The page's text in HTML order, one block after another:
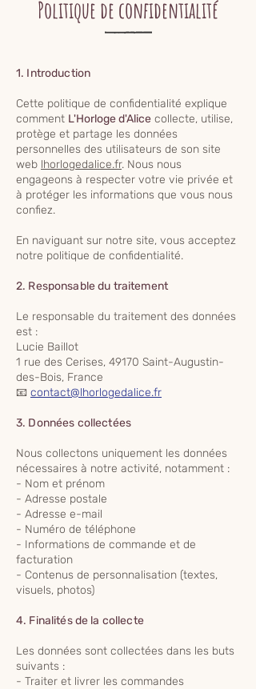
Politique de confidentialité
1. Introduction
Cette politique de confidentialité explique
comment L'Horloge d'Alice collecte, utilise,
protège et partage les données
personnelles des utilisateurs de son site
web lhorlogedalice.fr. Nous nous
engageons à respecter votre vie privée et
à protéger les informations que vous nous
confiez.
En naviguant sur notre site, vous acceptez
notre politique de confidentialité.
2. Responsable du traitement
Le responsable du traitement des données
est :
Lucie Baillot
1 rue des Cerises, 49170 Saint-Augustin-
des-Bois, France
📧 contact@lhorlogedalice.fr
3. Données collectées
Nous collectons uniquement les données
nécessaires à notre activité, notamment :
- Nom et prénom
- Adresse postale
- Adresse e-mail
- Numéro de téléphone
- Informations de commande et de
facturation
- Contenus de personnalisation (textes,
visuels, photos)
4. Finalités de la collecte
Les données sont collectées dans les buts
suivants :
- Traiter et livrer les commandes